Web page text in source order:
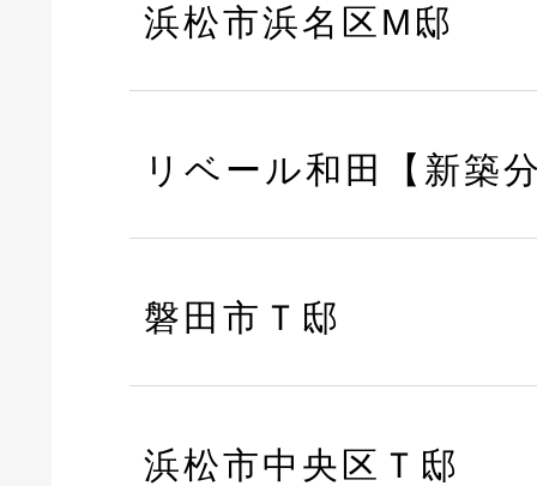
浜松市浜名区M邸
リベール和田【新築
磐田市Ｔ邸
浜松市中央区Ｔ邸